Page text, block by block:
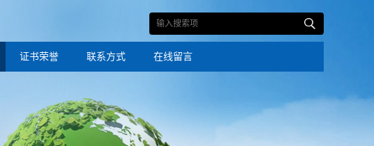
证书荣誉 联系方式 在线留言